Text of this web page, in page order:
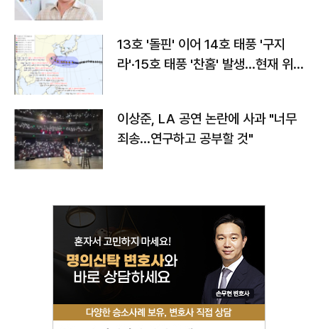
13호 '돌핀' 이어 14호 태풍 '구지
라'·15호 태풍 '찬홈' 발생…현재 위
이상준, LA 공연 논란에 사과 "너무
죄송…연구하고 공부할 것"